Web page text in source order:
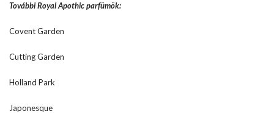
További Royal Apothic parfümök:
Covent Garden
Cutting Garden
Holland Park
Japonesque